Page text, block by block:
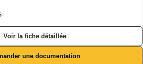
Voir la fiche détaillée
une documentation